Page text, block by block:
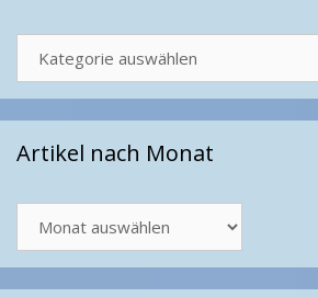
Artikel nach Monat
nach
Monat